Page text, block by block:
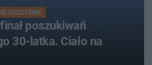
poszukiwań
30-latka. Ciało na